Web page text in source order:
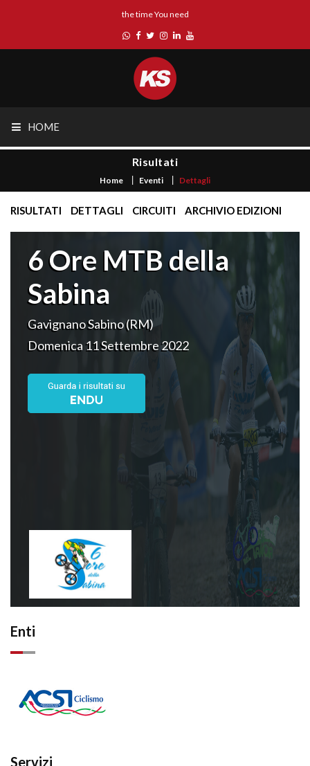
the time You need
HOME
Risultati
Home Eventi Dettagli
RISULTATI DETTAGLI CIRCUITI ARCHIVIO EDIZIONI
6 Ore MTB della
Sabina
Gavignano Sabino (RM)
Domenica 11 Settembre 2022
Enti
Servizi